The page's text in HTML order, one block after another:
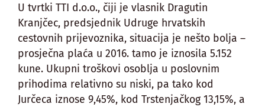
U tvrtki TTI d.o.o., čiji je vlasnik Dragutin
Kranjčec, predsjednik Udruge hrvatskih
cestovnih prijevoznika, situacija je nešto bolja –
prosječna plaća u 2016. tamo je iznosila 5.152
kune. Ukupni troškovi osoblja u poslovnim
prihodima relativno su niski, pa tako kod
Jurčeca iznose 9,45%, kod Trstenjačkog 13,15%, a